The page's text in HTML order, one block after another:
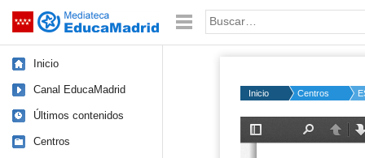
Saltar navegación Palabra o frase:
Inicio
Canal EducaMadrid
Últimos contenidos
Centros
Inicio Centros